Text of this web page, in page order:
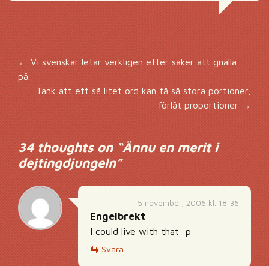
Inläggsnavigering
←Vi svenskar letar verkligen efter saker att gnälla
på.
Tänk att ett så litet ord kan få så stora portioner,
förlåt proportioner →
34 thoughts on “Ännu en merit i
dejtingdjungeln”
5 november, 2006 kl. 18:36
Engelbrekt
I could live with that :p
Svara